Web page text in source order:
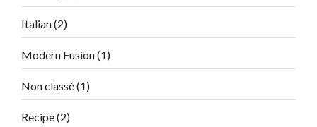
Italian(2)
Modern Fusion(1)
Non classé(1)
Recipe(2)